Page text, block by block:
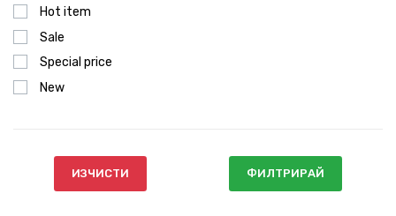
Hot item
Sale
Special price
New
ИЗЧИСТИ ФИЛТРИРАЙ